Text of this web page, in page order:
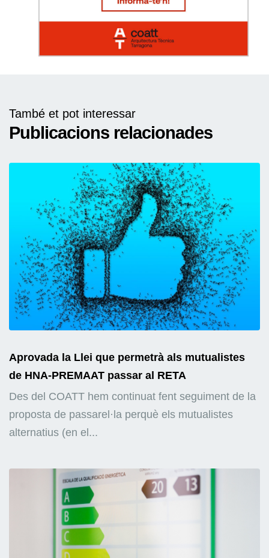
També et pot interessar
Publicacions relacionades
Aprovada la Llei que permetrà als mutualistes
de HNA-PREMAAT passar al RETA
Des del COATT hem continuat fent seguiment de la
proposta de passarel·la perquè els mutualistes
alternatius (en el...